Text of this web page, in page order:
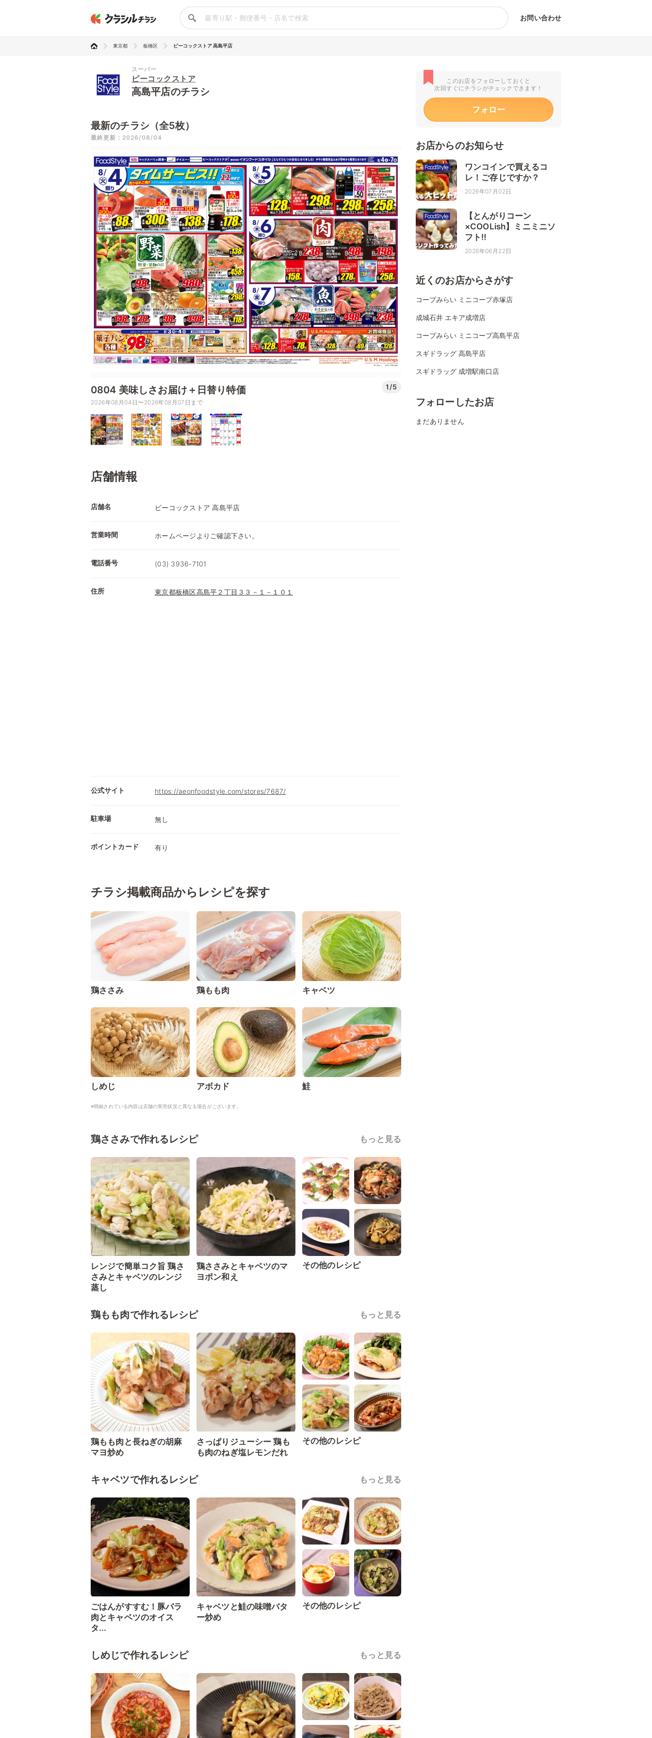
お問い合わせ
東京都 板橋区 ピーコックストア 高島平店
スーパー
ピーコックストア
高島平店のチラシ
最新のチラシ（全5枚）
最終更新：2026/08/04
0804 美味しさお届け＋日替り特価 1/5
2026年08月04日〜2026年08月07日まで
店舗情報
店舗名 ピーコックストア 高島平店
営業時間 ホームページよりご確認下さい。
電話番号 (03) 3936-7101
住所 東京都板橋区高島平２丁目３３－１－１０１
公式サイト https://aeonfoodstyle.com/stores/7687/
駐車場 無し
ポイントカード 有り
チラシ掲載商品からレシピを探す
鶏ささみ 鶏もも肉 キャベツ
しめじ アボカド 鮭
※明細されている内容は店舗の実売状況と異なる場合がございます。
鶏ささみで作れるレシピ もっと見る
レンジで簡単コク旨 鶏さ
さみとキャベツのレンジ
蒸し
鶏ささみとキャベツのマ
ヨポン和え
その他のレシピ
鶏もも肉で作れるレシピ もっと見る
鶏もも肉と長ねぎの胡麻
マヨ炒め
さっぱりジューシー 鶏も
も肉のねぎ塩レモンだれ
その他のレシピ
キャベツで作れるレシピ もっと見る
ごはんがすすむ！豚バラ
肉とキャベツのオイス
タ...
キャベツと鮭の味噌バタ
ー炒め
その他のレシピ
しめじで作れるレシピ もっと見る
このお店をフォローしておくと
次回すぐにチラシがチェックできます！
フォロー
お店からのお知らせ
ワンコインで買えるコ
レ！ご存じですか？
2026年07月02日
【とんがりコーン
×COOLish】ミニミニソ
フト‼
2026年06月22日
近くのお店からさがす
コープみらい ミニコープ赤塚店
成城石井 エキア成増店
コープみらい ミニコープ高島平店
スギドラッグ 高島平店
スギドラッグ 成増駅南口店
フォローしたお店
まだありません